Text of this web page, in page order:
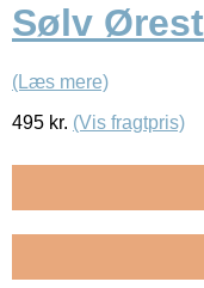
Sølv
(Læs mere)
495 kr. (Vis fragtpris)